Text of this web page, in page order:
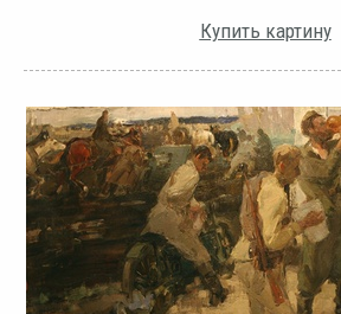
Купить картину